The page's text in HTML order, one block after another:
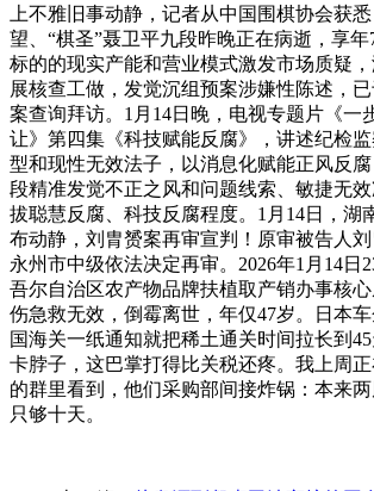
上不雅旧事动静，记者从中国围棋协会获
望、“棋圣”聂卫平九段昨晚正在病逝，享年
标的的现实产能和营业模式激发市场质疑
展核查工做，发觉沉组预案涉嫌性陈述，
案查询拜访。1月14日晚，电视专题片《一
让》第四集《科技赋能反腐》，讲述纪检
型和现性无效法子，以消息化赋能正风反
段精准发觉不正之风和问题线索、敏捷无
拔聪慧反腐、科技反腐程度。1月14日，湖
布动静，刘胄赟案再审宣判！原审被告人
永州市中级依法决定再审。2026年1月14日
吾尔自治区农产物品牌扶植取产销办事核
伤急救无效，倒霉离世，年仅47岁。日本
国海关一纸通知就把稀土通关时间拉长到
卡脖子，这巴掌打得比关税还疼。我上周
的群里看到，他们采购部间接炸锅：本来
只够十天。